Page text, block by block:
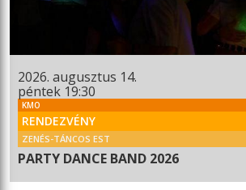
2026. augusztus 14.
péntek 19:30
KMO
RENDEZVÉNY
ZENÉS-TÁNCOS EST
PARTY DANCE BAND 2026